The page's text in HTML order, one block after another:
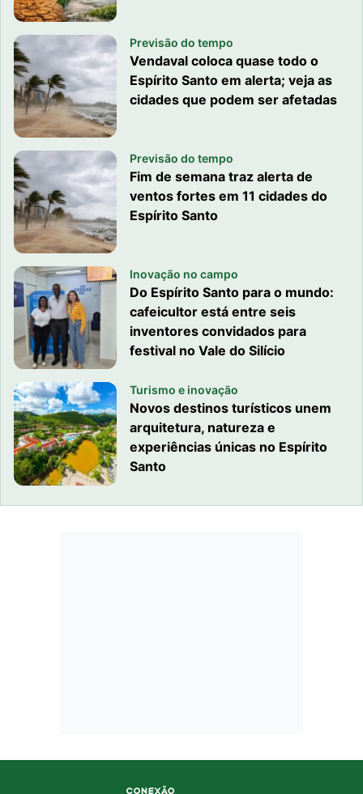
Previsão do tempo
Vendaval coloca quase todo o
Espírito Santo em alerta; veja as
cidades que podem ser afetadas
Previsão do tempo
Fim de semana traz alerta de
ventos fortes em 11 cidades do
Espírito Santo
Inovação no campo
Do Espírito Santo para o mundo:
cafeicultor está entre seis
inventores convidados para
festival no Vale do Silício
Turismo e inovação
Novos destinos turísticos unem
arquitetura, natureza e
experiências únicas no Espírito
Santo